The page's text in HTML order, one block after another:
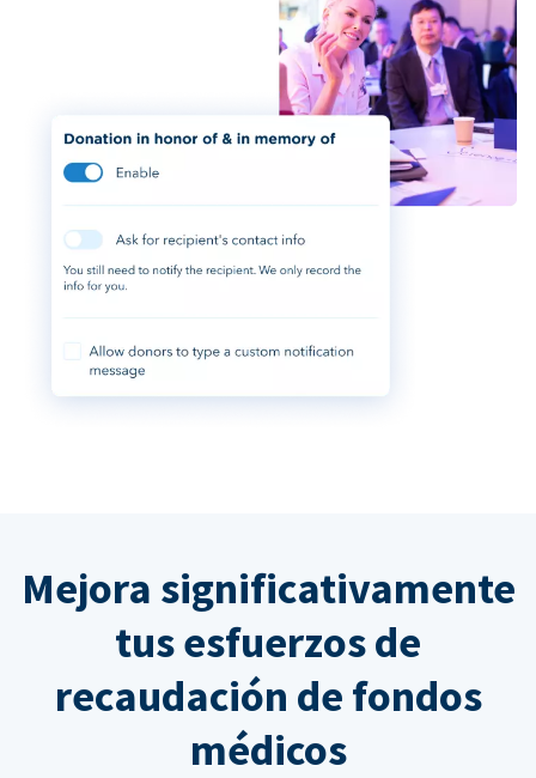
Mejora significativamente
tus esfuerzos de
recaudación de fondos
médicos